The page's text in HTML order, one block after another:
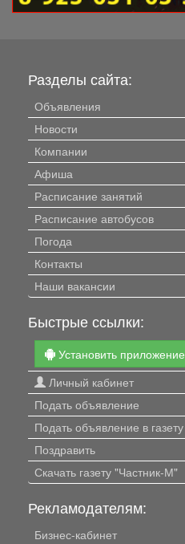
Разделы сайта:
Объявления
Новости
Компании
Афиша
Расписание занятий
Расписание автобусов
Погода
Контакты
Наши вакансии
Быстрые ссылки:
Установить приложение
Личный кабинет
Подать объявление
Подать объявление в газету
Поздравить
Скачать газету "Частник-М"
Рекламодателям:
Бизнес-кабинет